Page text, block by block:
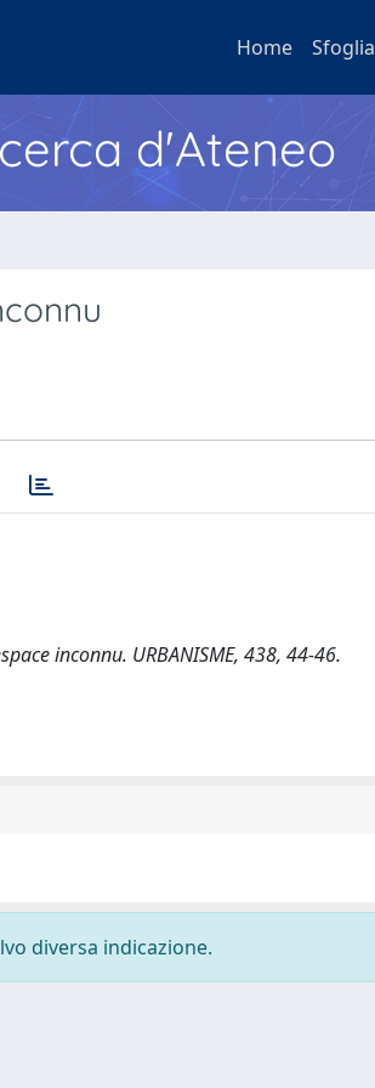
Home Sfoglia
d'Ateneo
inconnu. URBANISME, 438, 44-46.
diversa indicazione.